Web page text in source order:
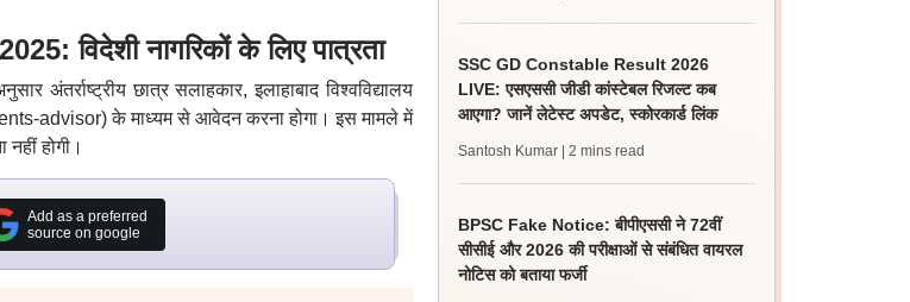
विदेशी नागरिकों के लिए पात्रता
अंतर्राष्ट्रीय छात्र सलाहकार, इलाहाबाद विश्वविद्यालय
advisor) के माध्यम से आवेदन करना होगा। इस मामले में
होगी।
Add as a preferred
source on google
SSC GD Constable Result 2026
LIVE: एसएससी जीडी कांस्टेबल रिजल्ट कब
आएगा? जानें लेटेस्ट अपडेट, स्कोरकार्ड लिंक
Santosh Kumar | 2 mins read
BPSC Fake Notice: बीपीएससी ने 72वीं
सीसीई और 2026 की परीक्षाओं से संबंधित वायरल
नोटिस को बताया फर्जी